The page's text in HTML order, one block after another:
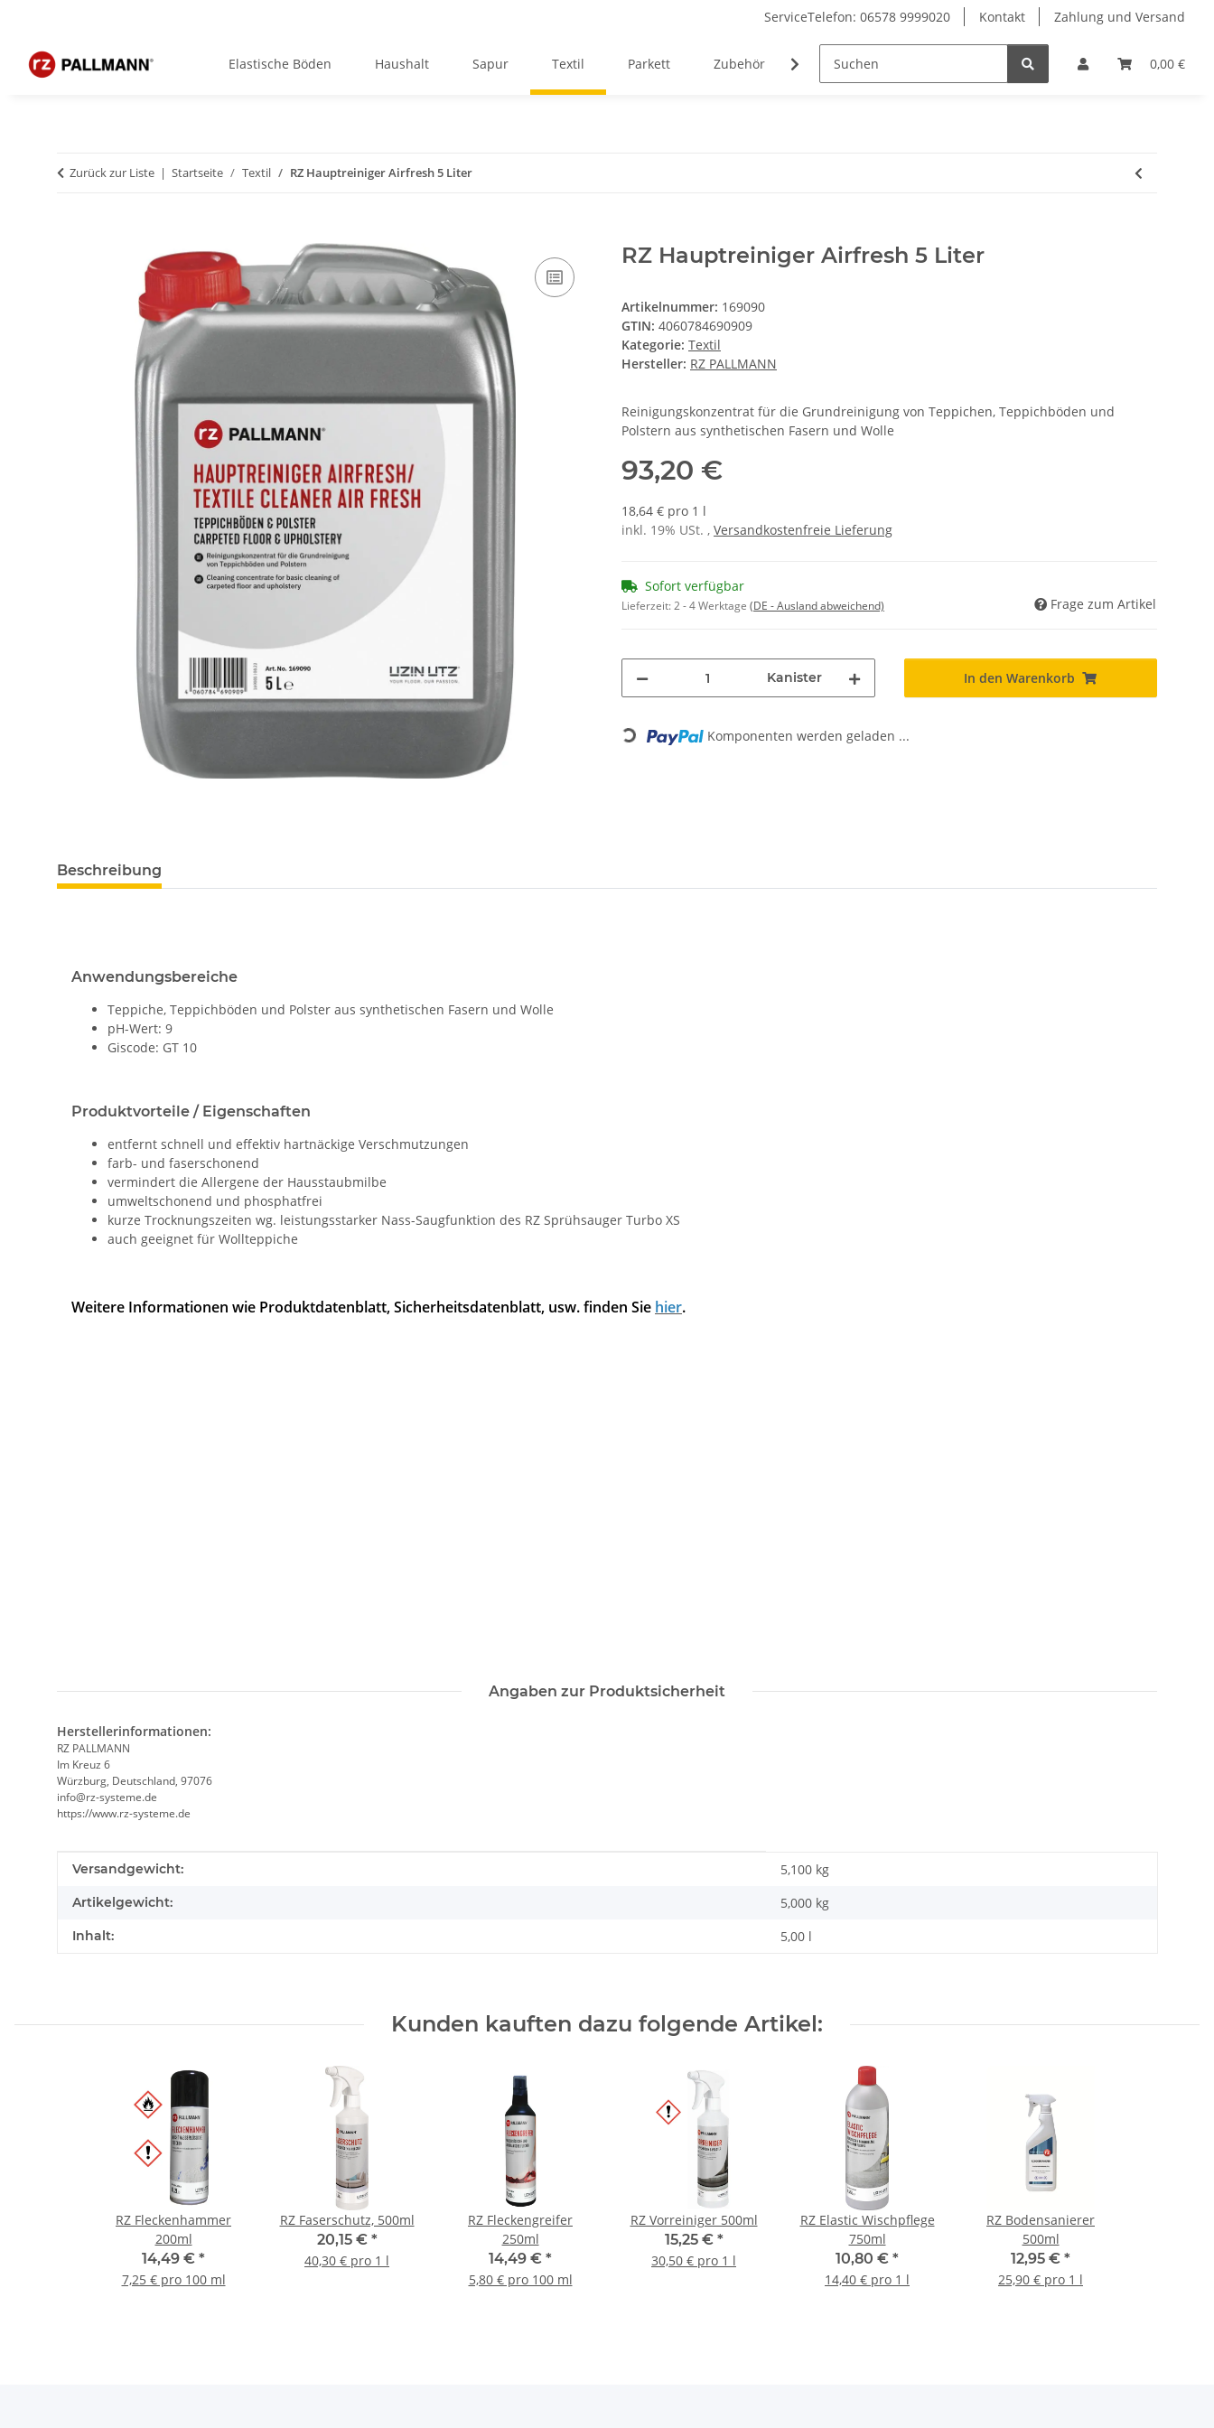
ServiceTelefon: 06578 9999020 Kontakt Zahlung und Versand
0,00 €
Elastische Böden Haushalt Sapur Textil Parkett Zubehör Geräte & Ersatzteile
Zurück zur Liste Startseite Textil RZ Hauptreiniger Airfresh 5 Liter
RZ Hauptreiniger Airfresh 5 Liter
Artikelnummer: 169090
GTIN: 4060784690909
Kategorie: Textil
Hersteller: RZ PALLMANN
Reinigungskonzentrat für die Grundreinigung von Teppichen, Teppichböden und
Polstern aus synthetischen Fasern und Wolle
93,20 €
18,64 € pro 1 l
inkl. 19% USt. , Versandkostenfreie Lieferung
Sofort verfügbar
Lieferzeit:2 - 4 Werktage (DE - Ausland abweichend) Frage zum Artikel
Kanister In den Warenkorb
Loading... Komponenten werden geladen ...
Beschreibung
Anwendungsbereiche
Teppiche, Teppichböden und Polster aus synthetischen Fasern und Wolle
pH-Wert: 9
Giscode: GT 10
Produktvorteile / Eigenschaften
entfernt schnell und effektiv hartnäckige Verschmutzungen
farb- und faserschonend
vermindert die Allergene der Hausstaubmilbe
umweltschonend und phosphatfrei
kurze Trocknungszeiten wg. leistungsstarker Nass-Saugfunktion des RZ Sprühsauger Turbo XS
auch geeignet für Wollteppiche
Weitere Informationen wie Produktdatenblatt, Sicherheitsdatenblatt, usw. finden Sie hier.
Angaben zur Produktsicherheit
Herstellerinformationen:
RZ PALLMANN
Im Kreuz 6
Würzburg, Deutschland, 97076
info@rz-systeme.de
https://www.rz-systeme.de
Produkteigenschaft
Wert
Versandgewicht: 5,100 kg
Artikelgewicht: 5,000 kg
Inhalt: 5,00 l
Kunden kauften dazu folgende Artikel:
RZ Fleckenhammer
200ml
14,49 € *
7,25 € pro 100 ml
RZ Faserschutz, 500ml
20,15 € *
40,30 € pro 1 l
RZ Fleckengreifer
250ml
14,49 € *
5,80 € pro 100 ml
RZ Vorreiniger 500ml
15,25 € *
30,50 € pro 1 l
RZ Elastic Wischpflege
750ml
10,80 € *
14,40 € pro 1 l
RZ Bodensanierer
500ml
12,95 € *
25,90 € pro 1 l